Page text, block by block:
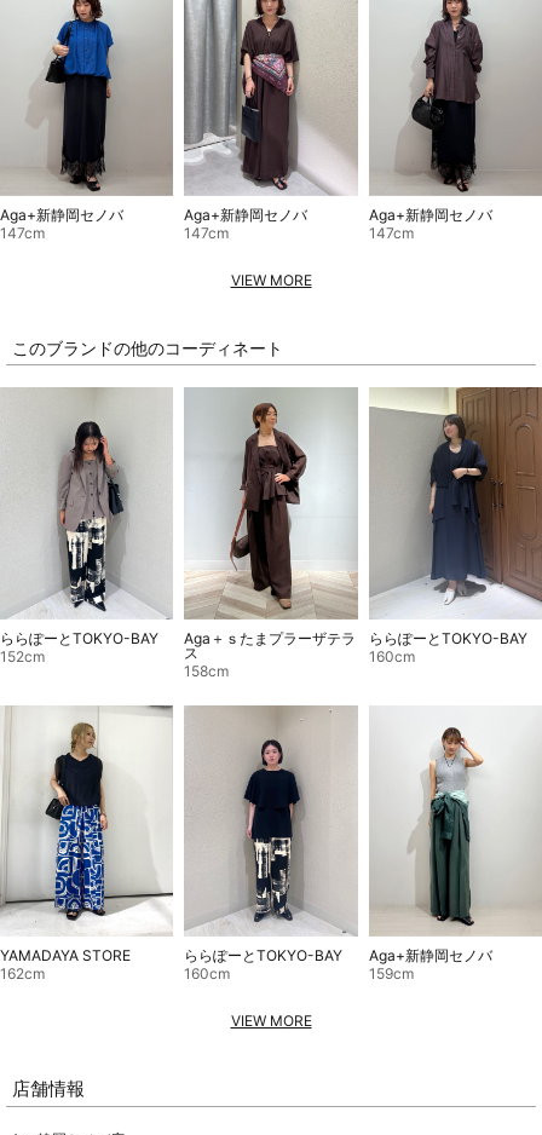
Aga+新静岡セノバ
147cm
Aga+新静岡セノバ
147cm
Aga+新静岡セノバ
147cm
VIEW MORE
このブランドの他のコーディネート
ららぽーとTOKYO-BAY
152cm
Aga＋ｓたまプラーザテラ
ス
158cm
ららぽーとTOKYO-BAY
160cm
YAMADAYA STORE
162cm
ららぽーとTOKYO-BAY
160cm
Aga+新静岡セノバ
159cm
VIEW MORE
店舗情報